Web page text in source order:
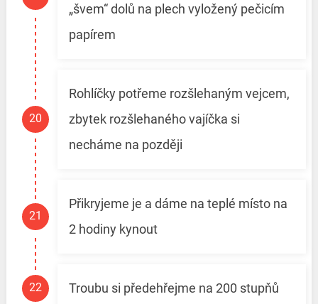
„švem“ dolů na plech vyložený pečicím
papírem
Rohlíčky potřeme rozšlehaným vejcem,
zbytek rozšlehaného vajíčka si
necháme na později
Přikryjeme je a dáme na teplé místo na
2 hodiny kynout
Troubu si předehřejme na 200 stupňů